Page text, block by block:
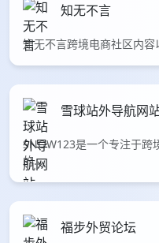
知无不言
知无不言跨境电商社区内
雪球站外导航网
SNOW123是一个专注于跨
的...
福步外贸论坛